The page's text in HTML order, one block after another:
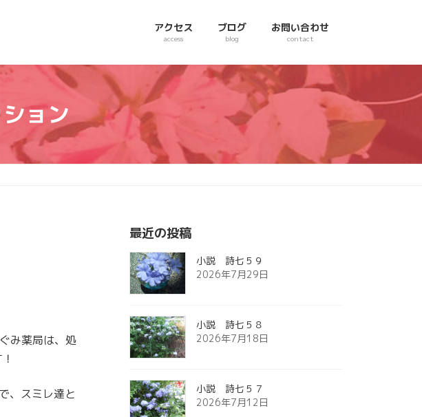
アクセス
access
ブログ
blog
お問い合わせ
contact
ョン
み薬局は、処
、スミレ達と
最近の投稿
小説 詩七５９
2026年7月29日
小説 詩七５８
2026年7月18日
小説 詩七５７
2026年7月12日